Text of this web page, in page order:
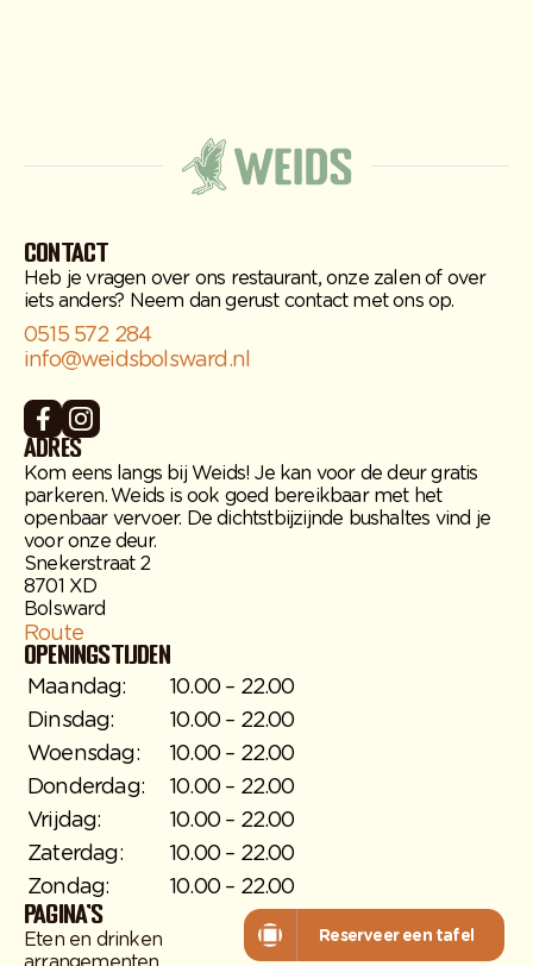
Reserveer een tafel
Reserveer een tafel
Contact
Heb je vragen over ons restaurant, onze zalen of over
iets anders? Neem dan gerust contact met ons op.
0515 572 284
info@weidsbolsward.nl
Adres
Kom eens langs bij Weids! Je kan voor de deur gratis
parkeren. Weids is ook goed bereikbaar met het
openbaar vervoer. De dichtstbijzijnde bushaltes vind je
voor onze deur.
Snekerstraat 2
8701 XD
Bolsward
Route
Openingstijden
Maandag:
10.00 – 22.00
Dinsdag:
10.00 – 22.00
Woensdag:
10.00 – 22.00
Donderdag:
10.00 – 22.00
Vrijdag:
10.00 – 22.00
Zaterdag:
10.00 – 22.00
Zondag:
10.00 – 22.00
Pagina's
Eten en drinken